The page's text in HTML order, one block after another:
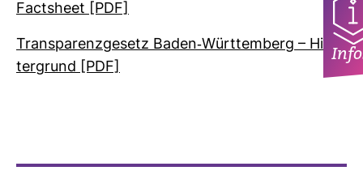
Facts­heet [PDF]
Trans­pa­renz­ge­setz Baden-​Würt­tem­berg – Hin­
ter­grund [PDF]